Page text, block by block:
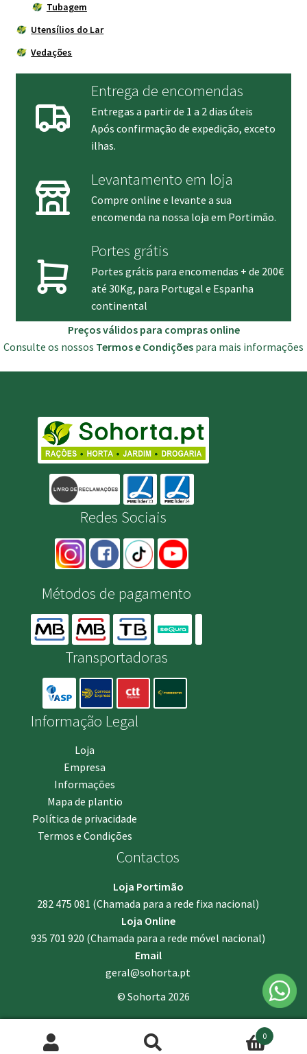
Tubagem
Utensílios do Lar
Vedações
Entrega de encomendas
Entregas a partir de 1 a 2 dias úteis
Após confirmação de expedição, exceto
ilhas.
Levantamento em loja
Compre online e levante a sua
encomenda na nossa loja em Portimão.
Portes grátis
Portes grátis para encomendas + de 200€
até 30Kg, para Portugal e Espanha
continental
Preços válidos para compras online
Consulte os nossos Termos e Condições para mais informações
Redes Sociais
Métodos de pagamento
Transportadoras
Informação Legal
Loja
Empresa
Informações
Mapa de plantio
Política de privacidade
Termos e Condições
Contactos
Loja Portimão
282 475 081 (Chamada para a rede fixa nacional)
Loja Online
935 701 920 (Chamada para a rede móvel nacional)
Email
geral@sohorta.pt
© Sohorta 2026
Pesquisar
Pesquisa
0